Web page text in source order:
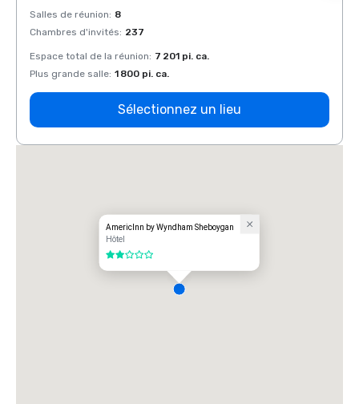
Salles de réunion: 8
Chambres d'invités: 237
Espace total de la réunion: 7 201 pi. ca.
Plus grande salle: 1 800 pi. ca.
Sélectionnez un lieu
AmericInn by Wyndham Sheboygan
Hôtel
2 sur 5